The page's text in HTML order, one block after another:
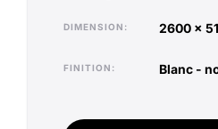
DIMENSION 2600 x
FINITION blanc -